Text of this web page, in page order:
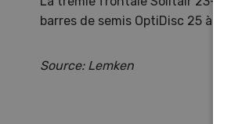
barres de semis OptiDisc 25 à
Source: Lemken